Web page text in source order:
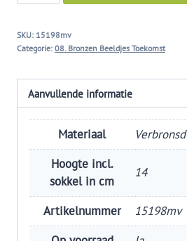
denker
SKU: 15198mv
Categorie: 08. Bronzen Beeldjes Toekomst
Aanvullende informatie
Materiaal
Verbronsd
Hoogte incl.
sokkel in cm
14
Artikelnummer
15198mv